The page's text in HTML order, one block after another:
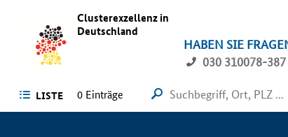
Clusterexzellenz in
Deutschland
HABEN SIE
030 310078-387
LISTE 0 Einträge